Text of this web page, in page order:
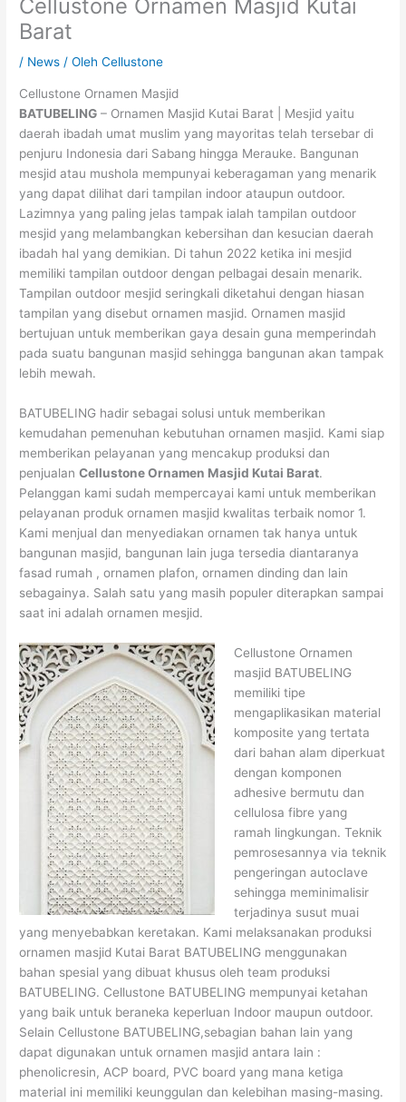
Cellustone Ornamen Masjid Kutai
Barat
/ News / OlehCellustone
Cellustone Ornamen Masjid
BATUBELING – Ornamen Masjid Kutai Barat | Mesjid yaitu
daerah ibadah umat muslim yang mayoritas telah tersebar di
penjuru Indonesia dari Sabang hingga Merauke. Bangunan
mesjid atau mushola mempunyai keberagaman yang menarik
yang dapat dilihat dari tampilan indoor ataupun outdoor.
Lazimnya yang paling jelas tampak ialah tampilan outdoor
mesjid yang melambangkan kebersihan dan kesucian daerah
ibadah hal yang demikian. Di tahun 2022 ketika ini mesjid
memiliki tampilan outdoor dengan pelbagai desain menarik.
Tampilan outdoor mesjid seringkali diketahui dengan hiasan
tampilan yang disebut ornamen masjid. Ornamen masjid
bertujuan untuk memberikan gaya desain guna memperindah
pada suatu bangunan masjid sehingga bangunan akan tampak
lebih mewah.
BATUBELING hadir sebagai solusi untuk memberikan
kemudahan pemenuhan kebutuhan ornamen masjid. Kami siap
memberikan pelayanan yang mencakup produksi dan
penjualanCellustone Ornamen Masjid Kutai Barat.
Pelanggan kami sudah mempercayai kami untuk memberikan
pelayanan produk ornamen masjid kwalitas terbaik nomor 1.
Kami menjual dan menyediakan ornamen tak hanya untuk
bangunan masjid, bangunan lain juga tersedia diantaranya
fasad rumah , ornamen plafon, ornamen dinding dan lain
sebagainya. Salah satu yang masih populer diterapkan sampai
saat ini adalah ornamen mesjid.
Cellustone Ornamen
masjid BATUBELING
memiliki tipe
mengaplikasikan material
komposite yang tertata
dari bahan alam diperkuat
dengan komponen
adhesive bermutu dan
cellulosa fibre yang
ramah lingkungan. Teknik
pemrosesannya via teknik
pengeringan autoclave
sehingga meminimalisir
terjadinya susut muai
yang menyebabkan keretakan. Kami melaksanakan produksi
ornamen masjid Kutai Barat BATUBELING menggunakan
bahan spesial yang dibuat khusus oleh team produksi
BATUBELING. Cellustone BATUBELING mempunyai ketahan
yang baik untuk beraneka keperluan Indoor maupun outdoor.
Selain Cellustone BATUBELING,sebagian bahan lain yang
dapat digunakan untuk ornamen masjid antara lain :
phenolicresin, ACP board, PVC board yang mana ketiga
material ini memiliki keunggulan dan kelebihan masing-masing.